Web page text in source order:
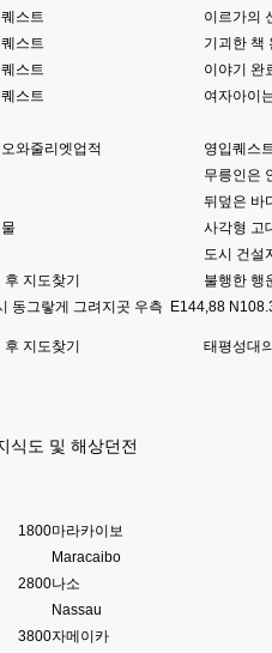
스트
이르가의
스트
기괴한 책
스트
이야기 완
스트 여자아이
와줄리엣업적
영입퀘스
무릉인은
뒤덮은 바
사각형 고
도시 건설
후 지도찾기
불행한 행
동그랗게 그려지곳 우측 E144,88
후 지도찾기 태평성대
식도 및 해상던전
1800마라카이보
Maracaibo
2800나소
Nassau
3800자메이카
00:12
00:12
00:13
가긴합니다 ㅠ
00:13
는 비슷하면서 틀리니 적응이 안되요
00:14